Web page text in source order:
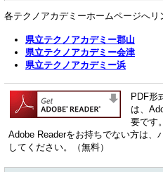
各テクノアカデミーホームページへリ
県立テクノアカデミー郡山
県立テクノアカデミー会津
県立テクノアカデミー浜
PDF形
は、
要です。
Adobe Readerをお持ちでない方は、
してください。（無料）